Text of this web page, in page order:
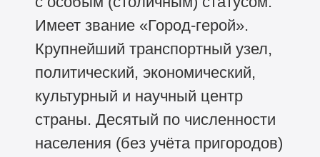
Имеет звание «Город-герой».
Крупнейший транспортный узел,
политический, экономический,
культурный и научный центр
страны. Десятый по численности
населения (без учёта пригородов)